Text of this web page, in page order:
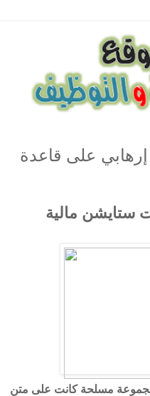
‬على‮ ‬قاعدة‮
‬ستايشن‮ ‬مالية‮
مسلحة كانت على متن